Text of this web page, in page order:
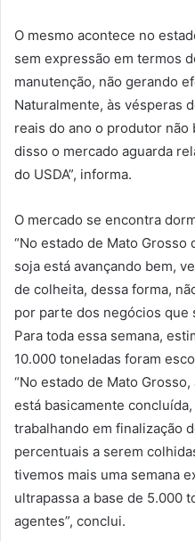
O mesmo acontece no
sem expressão em termos
manutenção, não gerando
Naturalmente, às vésperas
reais do ano o produtor não
disso o mercado aguarda
do USDA”, informa.
O mercado se encontra
“No estado de Mato Grosso
soja está avançando bem,
de colheita, dessa forma,
por parte dos negócios que
Para toda essa semana,
10.000 toneladas foram
“No estado de Mato
está basicamente
trabalhando em finalização
percentuais a serem
tivemos mais uma semana
ultrapassa a base de 5.000
agentes”, conclui.